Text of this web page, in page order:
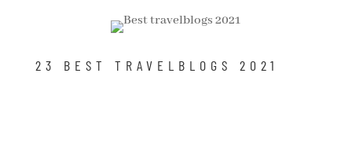
23 BEST TRAVELBLOGS 2021